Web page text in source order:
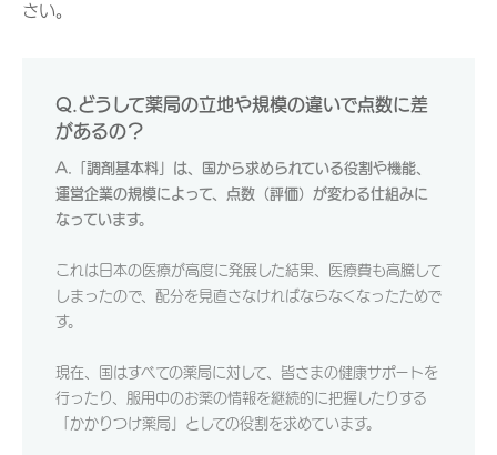
さい。
Q.どうして薬局の立地や規模の違いで点数に差
があるの？
A.「調剤基本料」は 、国から求められている役割や機能、
運営企業の規模によって、点数（評価）が変わる仕組みに
なっています。
これは日本の医療が高度に発展した結果、医療費も高騰して
しまったので、配分を見直さなければならなくなったためで
す。
現在、国はすべての薬局に対して、皆さまの健康サポートを
行ったり、服用中のお薬の情報を継続的に把握したりする
「かかりつけ薬局」としての役割を求めています。